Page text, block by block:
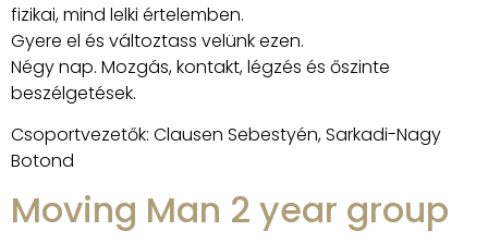
fizikai, mind lelki értelemben.
Gyere el és változtass velünk ezen.
Négy nap. Mozgás, kontakt, légzés és őszinte
beszélgetések.
Csoportvezetők: Clausen Sebestyén, Sarkadi-Nagy
Botond
Moving Man 2 year group